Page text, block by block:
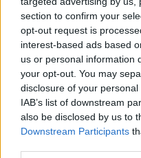
section to confirm your
opt-out request is
interest-based ads based
us or personal information
your opt-out. You may
disclosure of your
IAB’s list of downstream
also be disclosed by us to
Downstream Participants
Címkék:gere attila villány
pont tegnap ittam
Ajánlott bejegyzések:
Nagy
Borsuliban